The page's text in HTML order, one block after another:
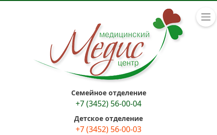
Семейное отделение
+7 (3452) 56-00-04
Детское отделение
+7 (3452) 56-00-03